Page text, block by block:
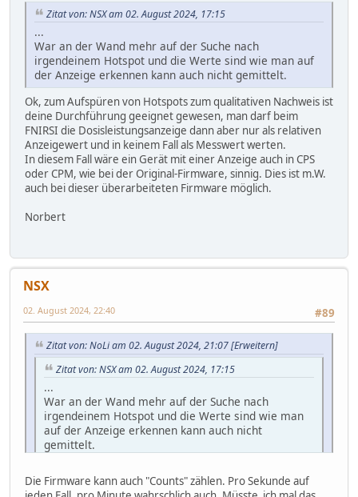
Zitat von: NSX am 02. August 2024, 17:15
...
War an der Wand mehr auf der Suche nach
irgendeinem Hotspot und die Werte sind wie man auf
der Anzeige erkennen kann auch nicht gemittelt.
Ok, zum Aufspüren von Hotspots zum qualitativen Nachweis ist
deine Durchführung geeignet gewesen, man darf beim
FNIRSI die Dosisleistungsanzeige dann aber nur als relativen
Anzeigewert und in keinem Fall als Messwert werten.
In diesem Fall wäre ein Gerät mit einer Anzeige auch in CPS
oder CPM, wie bei der Original-Firmware, sinnig. Dies ist m.W.
auch bei dieser überarbeiteten Firmware möglich.
Norbert
NSX
#89
02. August 2024, 22:40
Zitat von: NoLi am 02. August 2024, 21:07[Erweitern]
Zitat von: NSX am 02. August 2024, 17:15
...
War an der Wand mehr auf der Suche nach
irgendeinem Hotspot und die Werte sind wie man
auf der Anzeige erkennen kann auch nicht
gemittelt.
Nachweis ist deine Durchführung geeignet gewesen,
Die Firmware kann auch "Counts" zählen. Pro Sekunde auf